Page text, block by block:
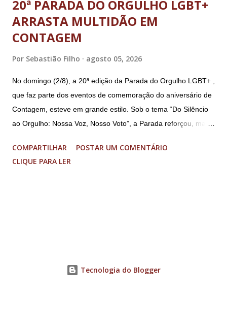
20ª PARADA DO ORGULHO LGBT+
ARRASTA MULTIDÃO EM
CONTAGEM
Por Sebastião Filho agosto 05, 2026
No domingo (2/8), a 20ª edição da Parada do Orgulho LGBT+ ,
que faz parte dos eventos de comemoração do aniversário de
Contagem, esteve em grande estilo. Sob o tema “Do Silêncio
ao Orgulho: Nossa Voz, Nosso Voto”, a Parada reforçou, mais
município. A concentração foi na Praça da Glória, que estava
preparada com um palco e contou com diversos shows,
por ser um movimento de resistência, de ocupação das ruas e
COMPARTILHAR
POSTAR UM COMENTÁRIO
CLIQUE PARA LER
Tecnologia do Blogger